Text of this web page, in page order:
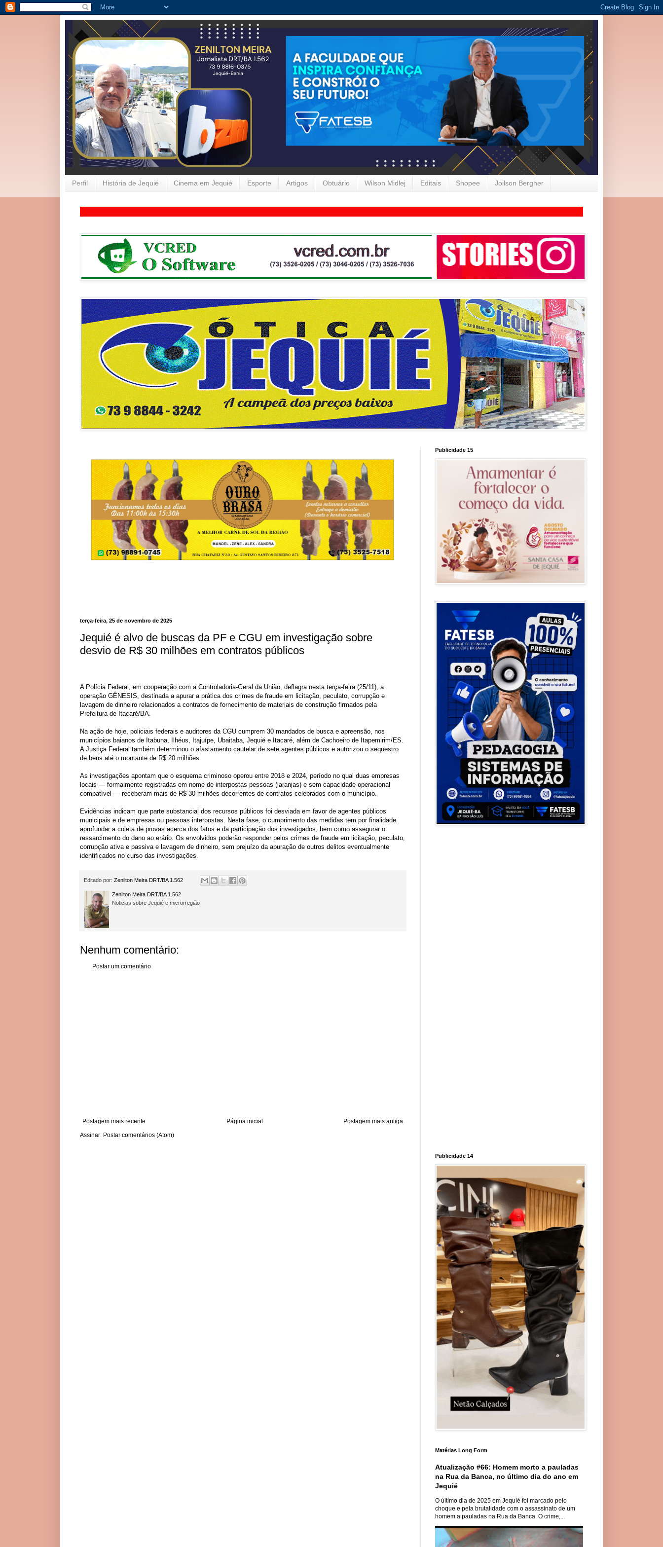
Perfil História de Jequié Cinema em Jequié Esporte Artigos Obtuário Wilson Midlej Editais Shopee Joilson Bergher
terça-feira, 25 de novembro de 2025
Jequié é alvo de buscas da PF e CGU em investigação sobre
desvio de R$ 30 milhões em contratos públicos
A Polícia Federal, em cooperação com a Controladoria-Geral da União, deflagra nesta terça-feira (25/11), a
operação GÊNESIS, destinada a apurar a prática dos crimes de fraude em licitação, peculato, corrupção e
lavagem de dinheiro relacionados a contratos de fornecimento de materiais de construção firmados pela
Prefeitura de Itacaré/BA.
Na ação de hoje, policiais federais e auditores da CGU cumprem 30 mandados de busca e apreensão, nos
municípios baianos de Itabuna, Ilhéus, Itajuípe, Ubaitaba, Jequié e Itacaré, além de Cachoeiro de Itapemirim/ES.
A Justiça Federal também determinou o afastamento cautelar de sete agentes públicos e autorizou o sequestro
de bens até o montante de R$ 20 milhões.
As investigações apontam que o esquema criminoso operou entre 2018 e 2024, período no qual duas empresas
locais — formalmente registradas em nome de interpostas pessoas (laranjas) e sem capacidade operacional
compatível — receberam mais de R$ 30 milhões decorrentes de contratos celebrados com o município.
Evidências indicam que parte substancial dos recursos públicos foi desviada em favor de agentes públicos
municipais e de empresas ou pessoas interpostas. Nesta fase, o cumprimento das medidas tem por finalidade
aprofundar a coleta de provas acerca dos fatos e da participação dos investigados, bem como assegurar o
ressarcimento do dano ao erário. Os envolvidos poderão responder pelos crimes de fraude em licitação, peculato,
corrupção ativa e passiva e lavagem de dinheiro, sem prejuízo da apuração de outros delitos eventualmente
identificados no curso das investigações.
Editado por: Zenilton Meira DRT/BA 1.562
Zenilton Meira DRT/BA 1.562
Noticias sobre Jequié e microrregião
Nenhum comentário:
Postar um comentário
Postagem mais recente Postagem mais antiga
Página inicial
Assinar: Postar comentários (Atom)
Publicidade 15
Publicidade 14
Matérias Long Form
Atualização #66: Homem morto a pauladas
na Rua da Banca, no último dia do ano em
Jequié
O último dia de 2025 em Jequié foi marcado pelo
choque e pela brutalidade com o assassinato de um
homem a pauladas na Rua da Banca. O crime,...